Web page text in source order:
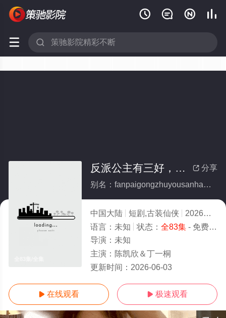
   
 
 分享
反派公主有三好，肤白貌美修为高(全集)
别名：fanpaigongzhuyousanhaofubaimaomeixiuweigao
中国大陆 短剧,古装仙侠 2026
6.0
语言： 未知 状态： 全83集- 免费在线观看
导演： 未知
主演： 陈凯欣＆丁一桐
更新时间： 2026-06-03
 在线观看  极速观看